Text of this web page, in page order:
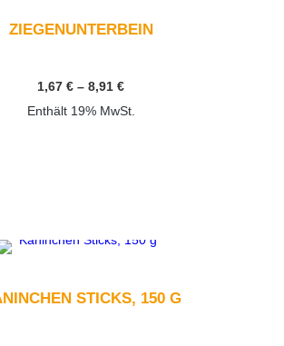
ZIEGENUNTERBEIN
1,67 € – 8,91 €Preisspanne:
bis
Enthält 19% MwSt.
STICKS, 150 G